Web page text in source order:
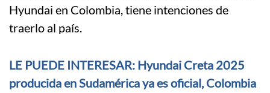
Hyundai en Colombia, tiene intenciones de
traerlo al país.
LE PUEDE INTERESAR: Hyundai Creta 2025
producida en Sudamérica ya es oficial, Colombia